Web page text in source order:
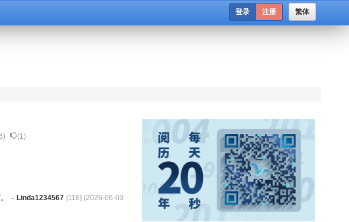
繁体
登录 注册
) (1)
- Linda1234567 [116] (2026-06-03